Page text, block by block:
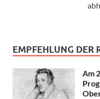
EMPFEHLUNG DER
Am